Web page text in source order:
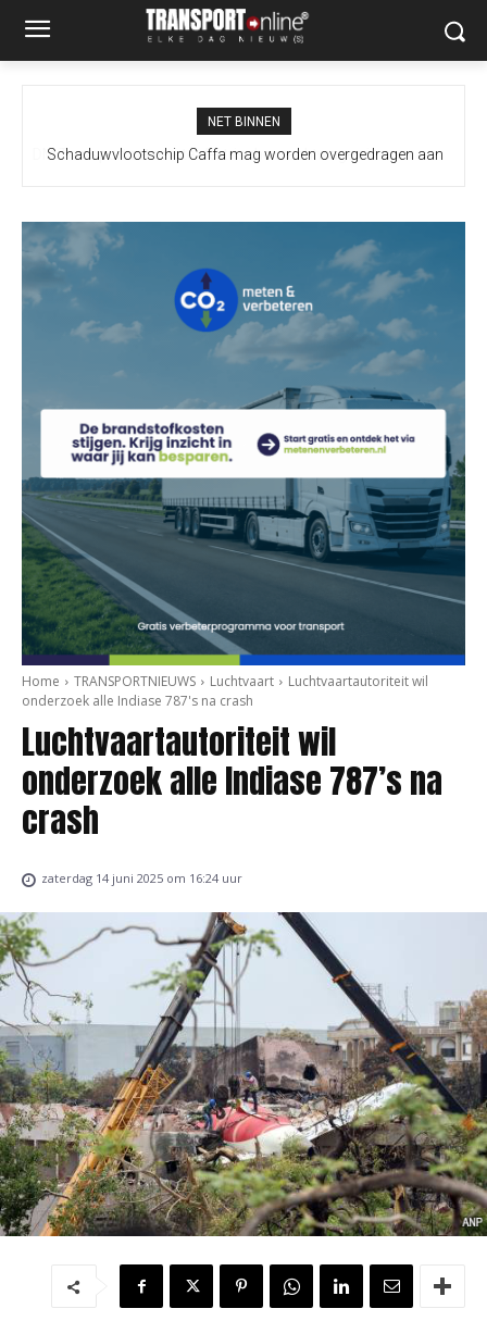
NET BINNEN
Schaduwvlootschip Caffa mag worden overgedragen aan
Home TRANSPORTNIEUWS Luchtvaart
Luchtvaartautoriteit wil
onderzoek alle Indiase 787's na crash
Luchtvaartautoriteit wil
onderzoek alle Indiase 787’s na
crash
zaterdag 14 juni 2025 om 16:24 uur